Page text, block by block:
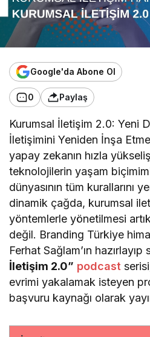
Google'da Abone Ol
0 Paylaş
Kurumsal İletişim 2.0: Yeni
İletişimini Yeniden İnşa
yapay zekanın hızla
teknolojilerin yaşam
dünyasının tüm kurallarını
dinamik çağda, kurumsal
yöntemlerle yönetilmesi
değil. Branding Türkiye
Ferhat Sağlam’ın hazırlayıp
İletişim 2.0” podcast
evrimi yakalamak isteyen
başvuru kaynağı olarak